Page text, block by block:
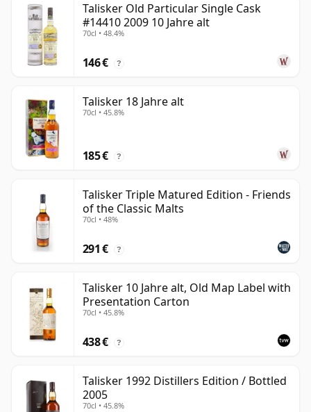
Talisker Old Particular Single Cask
#14410 2009 10 Jahre alt
70cl • 48.4%
146 € ?
Talisker 18 Jahre alt
70cl • 45.8%
185 € ?
Talisker Triple Matured Edition - Friends
of the Classic Malts
70cl • 48%
291 € ?
Talisker 10 Jahre alt, Old Map Label with
Presentation Carton
70cl • 45.8%
438 € ?
Talisker 1992 Distillers Edition / Bottled
2005
70cl • 45.8%